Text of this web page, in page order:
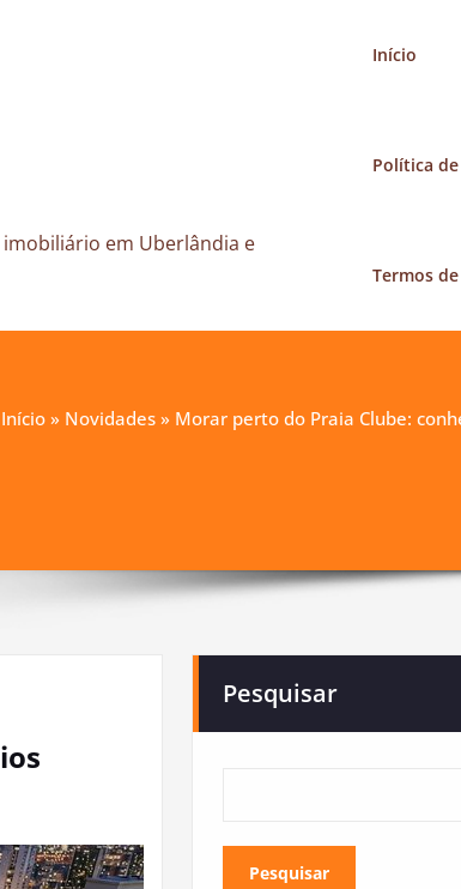
em Uberlândia e
Início
Política
Termos
Início » Novidades » Morar perto do Praia Clube:
Pesquisar
Pesquisar